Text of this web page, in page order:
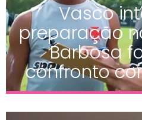
Vasco
preparação
Barbosa
confronto